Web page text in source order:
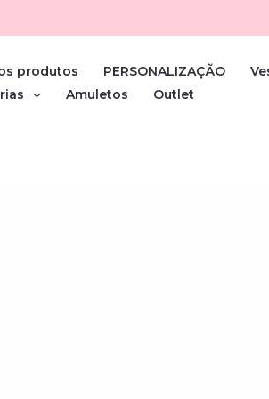
produtos PERSONALIZAÇÃO
Amuletos Outlet